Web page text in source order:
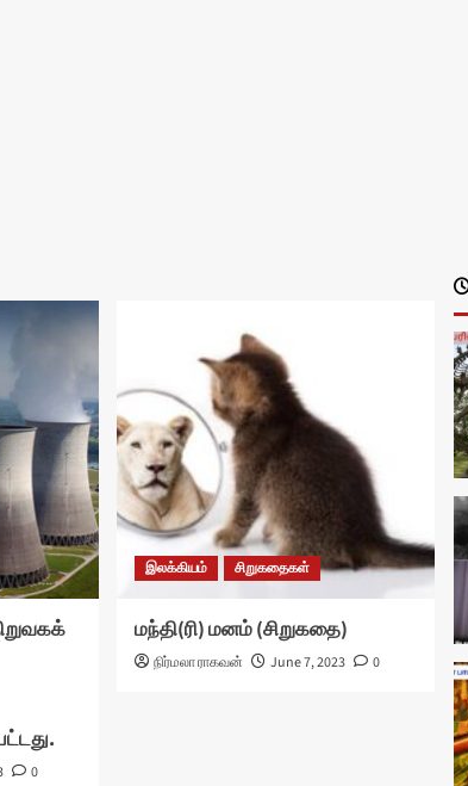
0
இலக்கியம் சிறுகதைகள்
மந்தி(ரி) மனம் (சிறுகதை)
நிர்மலா ராகவன் June 7, 2023 0